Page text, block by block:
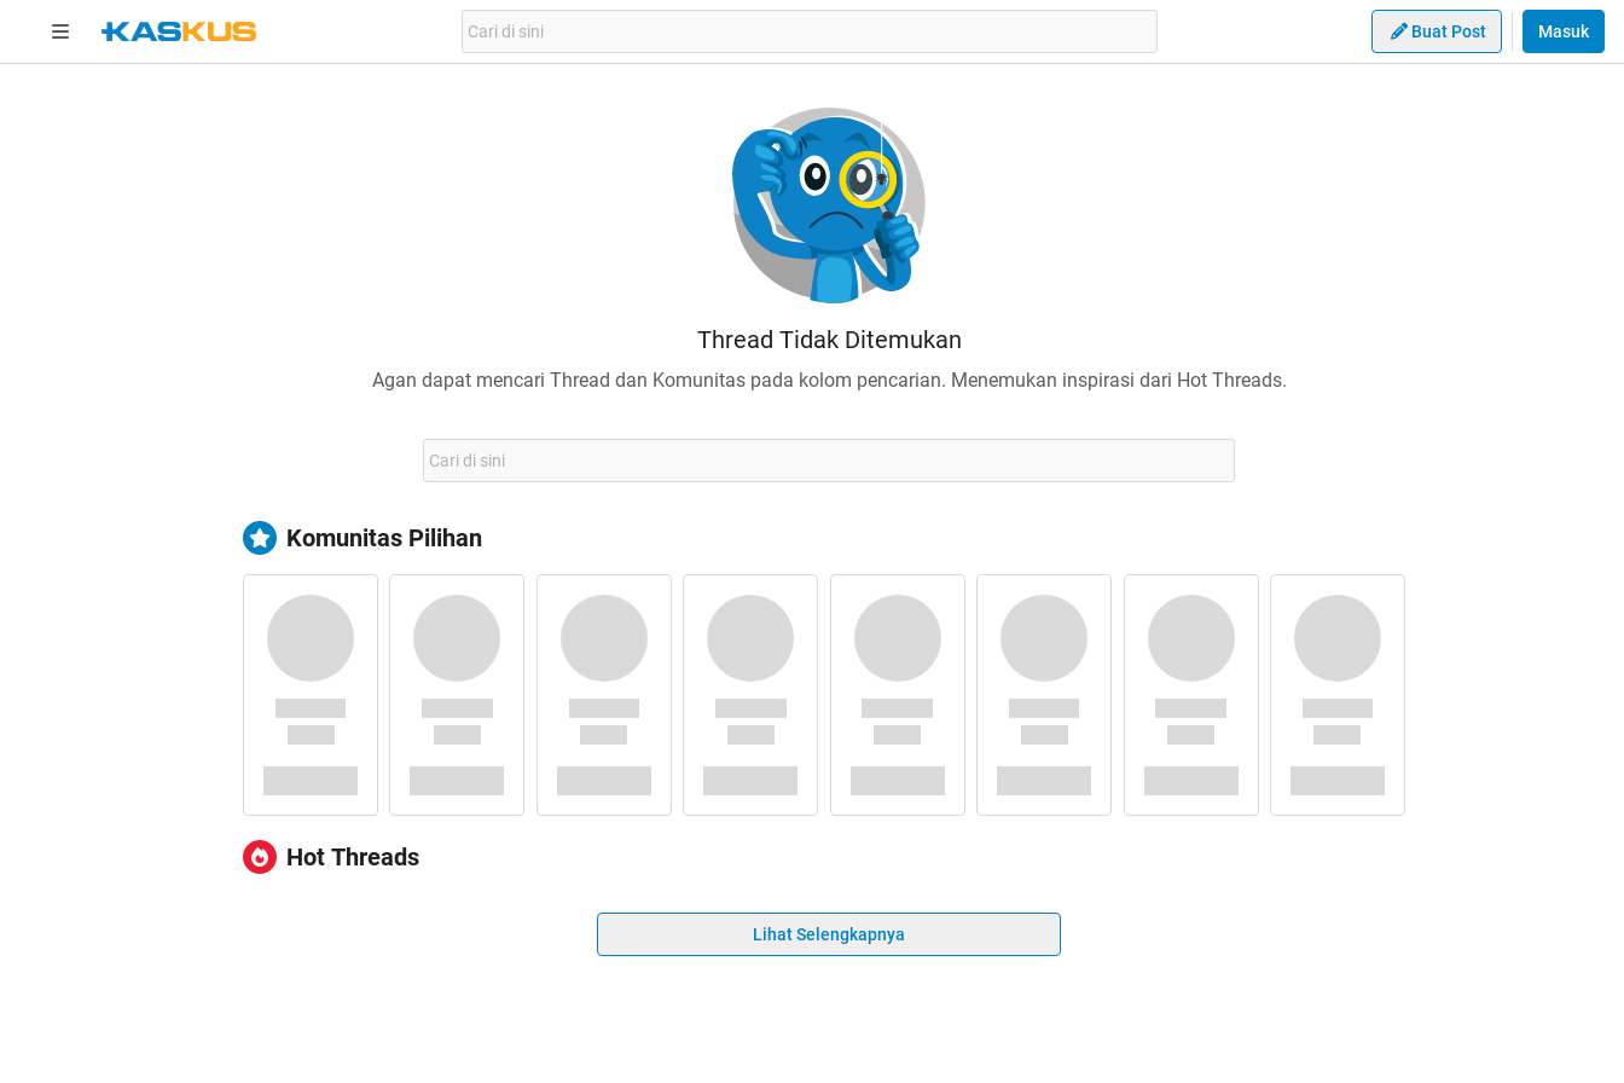
Buat Post Masuk
Thread Tidak Ditemukan
Agan dapat mencari Thread dan Komunitas pada kolom pencarian. Menemukan inspirasi dari Hot Threads.
Komunitas Pilihan
Hot Threads
Lihat Selengkapnya